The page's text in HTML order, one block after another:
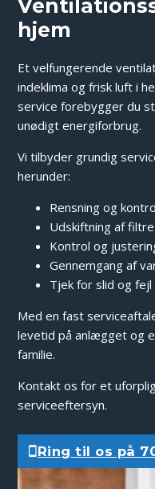
hjem
Et velfungerende
indeklima og frisk luft i
service forebygger du
unødigt energiforbrug.
Vi tilbyder grundig
herunder:
Rensning og
Udskiftning af filtre
Kontrol og
Gennemgang af
Tjek for slid og fejl
Med en fast
levetid på anlægget og
familie.
Kontakt os for et
serviceeftersyn.
Ring til os på